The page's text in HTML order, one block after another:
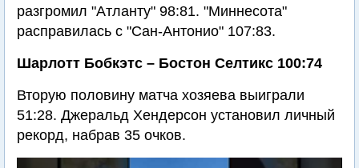
разгромил "Атланту" 98:81. "Миннесота"
расправилась с "Сан-Антонио" 107:83.
Шарлотт Бобкэтс – Бостон Селтикс 100:74
Вторую половину матча хозяева выиграли
51:28. Джеральд Хендерсон установил личный
рекорд, набрав 35 очков.